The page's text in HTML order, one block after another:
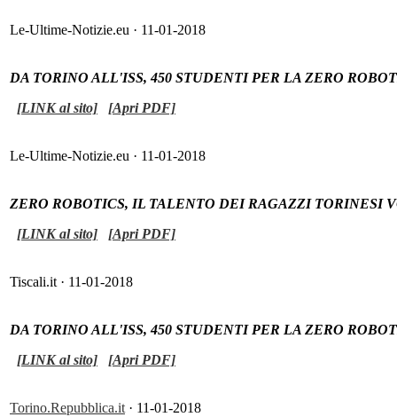
Le-Ultime-Notizie.eu · 11-01-2018
DA TORINO ALL'ISS, 450 STUDENTI PER LA ZERO
[LINK al sito]
[Apri PDF]
Le-Ultime-Notizie.eu · 11-01-2018
ZERO ROBOTICS, IL TALENTO DEI RAGAZZI TORINESI
[LINK al sito]
[Apri PDF]
Tiscali.it · 11-01-2018
DA TORINO ALL'ISS, 450 STUDENTI PER LA ZERO
[LINK al sito]
[Apri PDF]
Torino.Repubblica.it · 11-01-2018